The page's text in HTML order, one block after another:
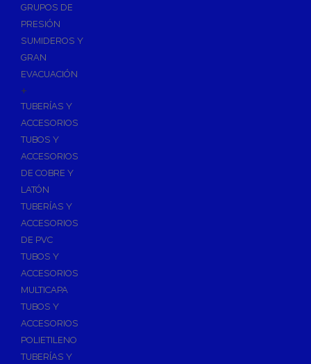
GRUPOS DE
PRESIÓN
SUMIDEROS Y
GRAN
EVACUACIÓN
+
TUBERÍAS Y
ACCESORIOS
TUBOS Y
ACCESORIOS
DE COBRE Y
LATÓN
TUBERÍAS Y
ACCESORIOS
DE PVC
TUBOS Y
ACCESORIOS
MULTICAPA
TUBOS Y
ACCESORIOS
POLIETILENO
TUBERÍAS Y